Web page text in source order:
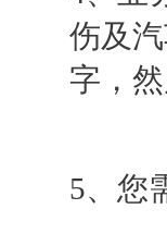
伤及
字，
5、您